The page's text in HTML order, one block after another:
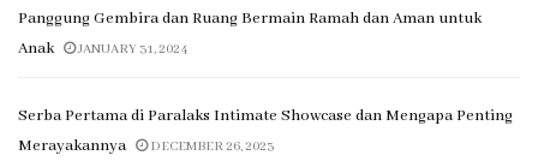
Panggung Gembira dan Ruang Bermain Ramah dan Aman untuk
Anak
JANUARY 31, 2024
Serba Pertama di Paralaks Intimate Showcase dan Mengapa Penting
Merayakannya
DECEMBER 26, 2023